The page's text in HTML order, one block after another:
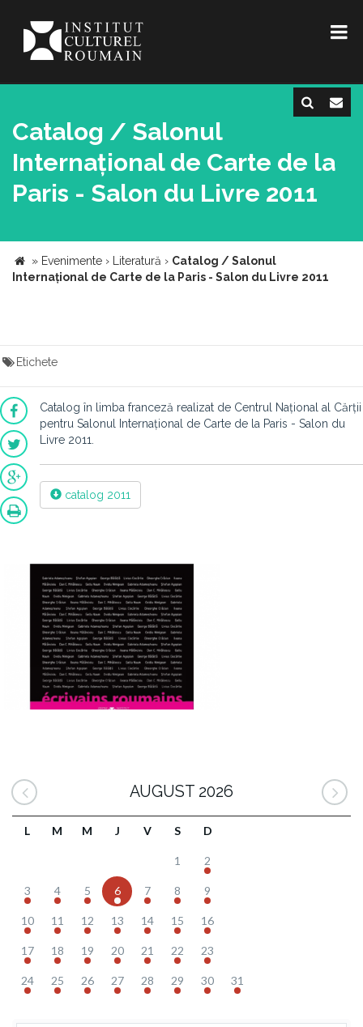
Catalog / Salonul
Internațional de Carte de la
Paris - Salon du Livre 2011
» Evenimente › Literatură › Catalog / Salonul
Internațional de Carte de la Paris - Salon du Livre 2011
Etichete
Catalog în limba franceză realizat de Centrul Național al Cărții
pentru Salonul Internațional de Carte de la Paris - Salon du
Livre 2011.
catalog 2011
AUGUST 2026
L M M J V S D
1 2
3 4 5 6 7 8 9
10 11 12 13 14 15 16
17 18 19 20 21 22 23
24 25 26 27 28 29 30 31